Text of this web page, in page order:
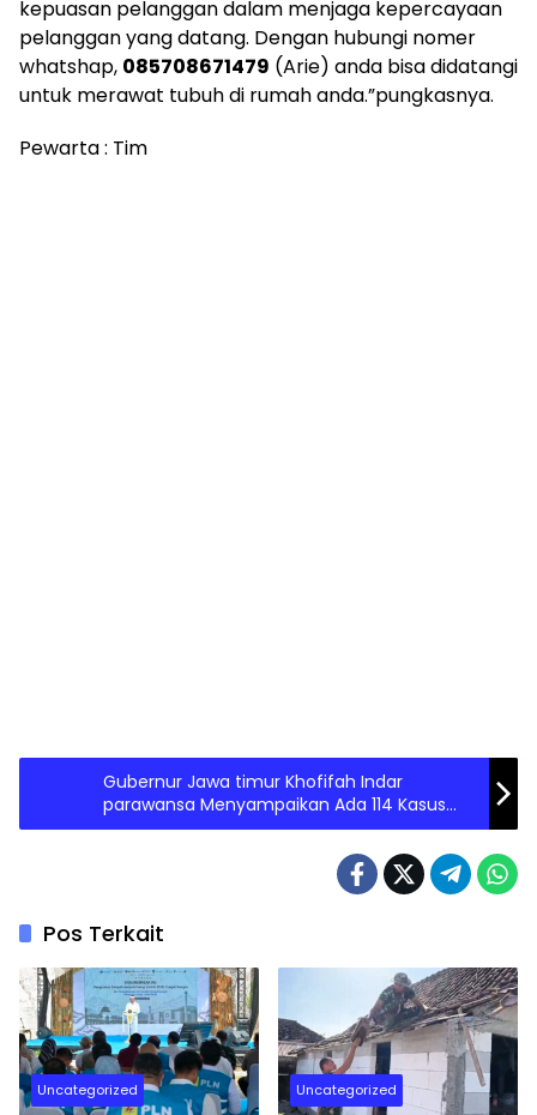
kepuasan pelanggan dalam menjaga kepercayaan
pelanggan yang datang. Dengan hubungi nomer
whatshap, 085708671479 (Arie) anda bisa didatangi
untuk merawat tubuh di rumah anda.”pungkasnya.
Pewarta : Tim
Gubernur Jawa timur Khofifah Indar
parawansa Menyampaikan Ada 114 Kasus
Suspek Hipatitis Akut DiJawa timur
Pos Terkait
Uncategorized Uncategorized